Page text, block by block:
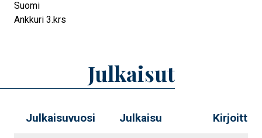
Suomi
Ankkuri 3.krs
Julkaisut
Julkaisuvuosi Julkaisu